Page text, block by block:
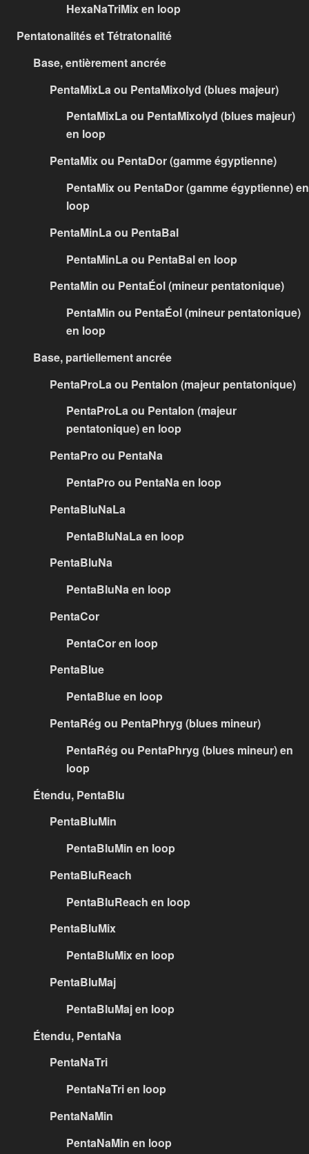
HexaNaTriMix en loop
Pentatonalités et Tétratonalité
Base, entièrement ancrée
PentaMixLa ou PentaMixolyd (blues majeur)
PentaMixLa ou PentaMixolyd (blues majeur)
en loop
PentaMix ou PentaDor (gamme égyptienne)
PentaMix ou PentaDor (gamme égyptienne) en
loop
PentaMinLa ou PentaBal
PentaMinLa ou PentaBal en loop
PentaMin ou PentaÉol (mineur pentatonique)
PentaMin ou PentaÉol (mineur pentatonique)
en loop
Base, partiellement ancrée
PentaProLa ou PentaIon (majeur pentatonique)
PentaProLa ou PentaIon (majeur
pentatonique) en loop
PentaPro ou PentaNa
PentaPro ou PentaNa en loop
PentaBluNaLa
PentaBluNaLa en loop
PentaBluNa
PentaBluNa en loop
PentaCor
PentaCor en loop
PentaBlue
PentaBlue en loop
PentaRég ou PentaPhryg (blues mineur)
PentaRég ou PentaPhryg (blues mineur) en
loop
Étendu, PentaBlu
PentaBluMin
PentaBluMin en loop
PentaBluReach
PentaBluReach en loop
PentaBluMix
PentaBluMix en loop
PentaBluMaj
PentaBluMaj en loop
Étendu, PentaNa
PentaNaTri
PentaNaTri en loop
PentaNaMin
PentaNaMin en loop